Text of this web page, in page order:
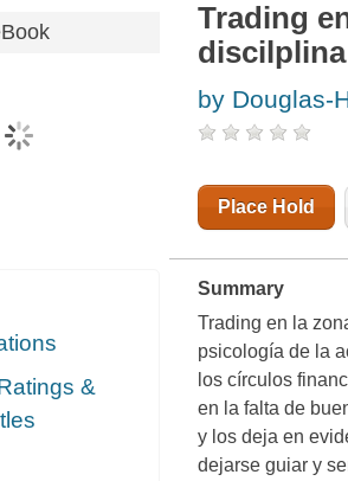
&
Trading
by Douglas-
Place Hold
Summary
Trading en la
psicología de la
los círculos
en la falta de
y los deja en
dejarse guiar y